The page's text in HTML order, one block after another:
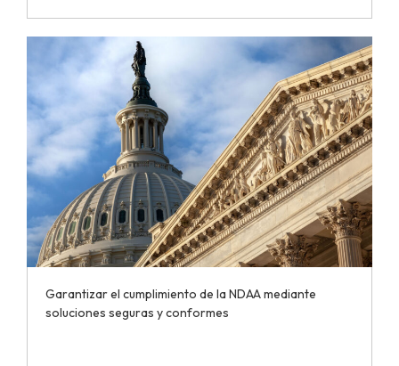
Garantizar el cumplimiento de la NDAA mediante
soluciones seguras y conformes